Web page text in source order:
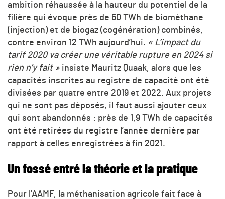
ambition réhaussée à la hauteur du potentiel de la
filière qui évoque près de 60 TWh de biométhane
(injection) et de biogaz (cogénération) combinés,
contre environ 12 TWh aujourd’hui. « L’impact du
tarif 2020 va créer une véritable rupture en 2024 si
rien n’y fait » insiste Mauritz Quaak, alors que les
capacités inscrites au registre de capacité ont été
divisées par quatre entre 2019 et 2022. Aux projets
qui ne sont pas déposés, il faut aussi ajouter ceux
qui sont abandonnés : près de 1,9 TWh de capacités
ont été retirées du registre l’année dernière par
rapport à celles enregistrées à fin 2021.
Un fossé entré la théorie et la pratique
Pour l’AAMF, la méthanisation agricole fait face à